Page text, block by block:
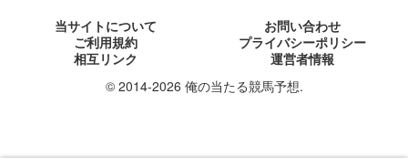
当サイトについて
お問い合わせ
ご利用規約
プライバシーポリシー
相互リンク
運営者情報
© 2014-2026 俺の当たる競馬予想.